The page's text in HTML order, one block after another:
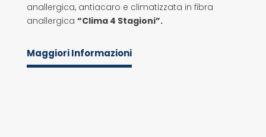
anallergica, antiacaro e climatizzata in fibra
anallergica “Clima 4 Stagioni”.
Maggiori Informazioni